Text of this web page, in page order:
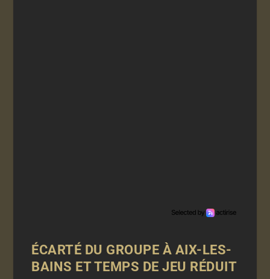
ÉCARTÉ DU GROUPE À AIX-LES-
BAINS ET TEMPS DE JEU RÉDUIT